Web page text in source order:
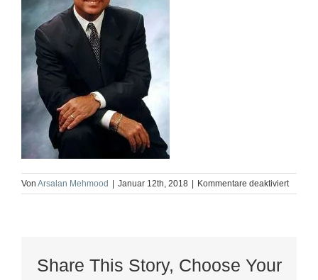
Von Arsalan Mehmood Januar 12th, 2018 Kommentare deaktiviertfür
Share This Story, Choose Your